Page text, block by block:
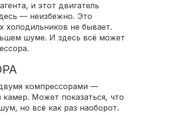
и этот двигатель
— неизбежно. Это
холодильников не бывает.
шуме. И здесь всё может
компрессорами —
Может показаться, что
но всё как раз наоборот.